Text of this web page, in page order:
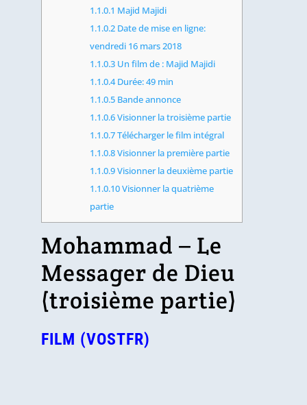
1.1.0.1 Majid Majidi
1.1.0.2 Date de mise en ligne:
vendredi 16 mars 2018
1.1.0.3 Un film de : Majid Majidi
1.1.0.4Durée: 49 min
1.1.0.5 Bande annonce
1.1.0.6Visionner la troisième partie
1.1.0.7Télécharger le film intégral
1.1.0.8Visionner la première partie
1.1.0.9Visionner la deuxième partie
1.1.0.10Visionner la quatrième
partie
Mohammad – Le
Messager de Dieu
(troisième partie)
FILM (VOSTFR)